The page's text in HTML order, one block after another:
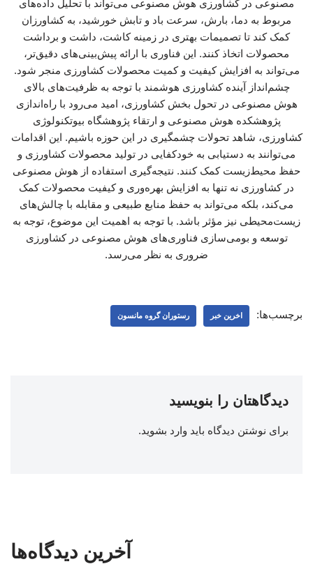
مصنوعی در کشاورزی هوش مصنوعی می‌تواند با تحلیل داده‌های
مربوط به دما، بارش، سرعت باد و تابش خورشید، به کشاورزان
کمک کند تا تصمیمات بهتری در زمینه کاشت، داشت و برداشت
محصولات اتخاذ کنند. این فناوری با ارائه پیش‌بینی‌های دقیق‌تر،
می‌تواند به افزایش کیفیت و کمیت محصولات کشاورزی منجر شود.
چشم‌انداز آینده کشاورزی هوشمند با توجه به ظرفیت‌های بالای
هوش مصنوعی در تحول بخش کشاورزی، امید می‌رود با راه‌اندازی
پژوهشکده هوش مصنوعی و ارتقاء پژوهشگاه بیوتکنولوژی
کشاورزی، شاهد تحولات چشمگیری در این حوزه باشیم. این اقدامات
می‌توانند به دستیابی به خودکفایی در تولید محصولات کشاورزی و
حفظ محیط‌زیست کمک کنند. نتیجه‌گیری استفاده از هوش مصنوعی
در کشاورزی نه تنها به افزایش بهره‌وری و کیفیت محصولات کمک
می‌کند، بلکه می‌تواند به حفظ منابع طبیعی و مقابله با چالش‌های
زیست‌محیطی نیز مؤثر باشد. با توجه به اهمیت این موضوع، توجه به
توسعه و بومی‌سازی فناوری‌های هوش مصنوعی در کشاورزی
ضروری به نظر می‌رسد.
برچسب‌ها: اخرین خبر رستوران گروه مانسون
دیدگاهتان را بنویسید
برای نوشتن دیدگاه باید وارد بشوید.
آخرین دیدگاه‌ها